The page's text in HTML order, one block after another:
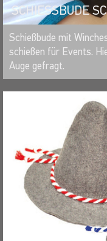
SCHIESSBUDE
Schießbude mit
schießen für Events.
Auge gefragt.